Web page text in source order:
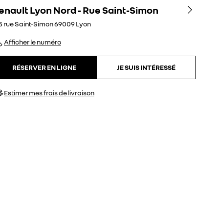
Lyon Nord - Rue Saint-Simon
rue Saint-Simon69009Lyon
Afficher le numéro
RÉSERVER EN LIGNE JE SUIS INTÉRESSÉ
Estimer mes frais de livraison